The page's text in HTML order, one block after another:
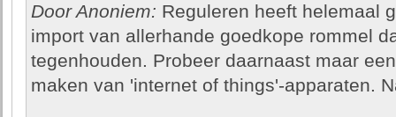
Door Anoniem: Reguleren heeft helemaal
import van allerhande goedkope rommel
tegenhouden. Probeer daarnaast maar
maken van 'internet of things'-apparaten.